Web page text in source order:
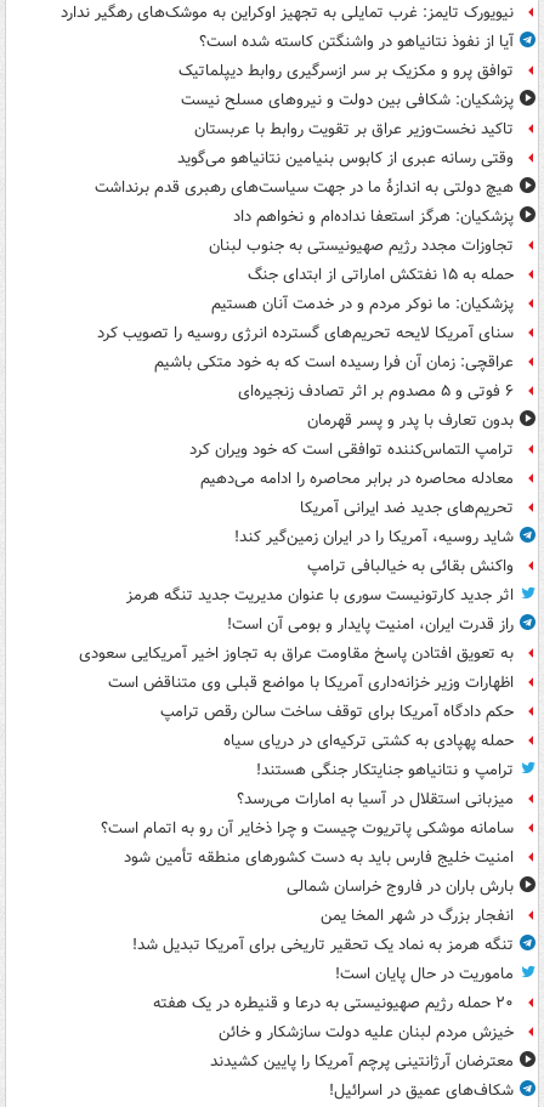
نیویورک تایمز: غرب تمایلی به تجهیز اوکراین به موشک‌های رهگیر ندارد
آیا از نفوذ نتانیاهو در واشنگتن کاسته شده است؟
توافق پرو و مکزیک بر سر ازسرگیری روابط دیپلماتیک
پزشکیان: شکافی بین دولت و نیروهای مسلح نیست
تاکید نخست‌وزیر عراق بر تقویت روابط با عربستان
وقتی رسانه عبری از کابوس بنیامین نتانیاهو می‌گوید
هیچ دولتی به اندازۀ ما در جهت سیاست‌های رهبری قدم برنداشت
پزشکیان: هرگز استعفا نداده‌ام و نخواهم داد
تجاوزات مجدد رژیم صهیونیستی به جنوب لبنان
حمله به ۱۵ نفتکش‌ اماراتی از ابتدای جنگ
پزشکیان: ما نوکر مردم و در خدمت آنان هستیم
سنای آمریکا لایحه تحریم‌های گسترده انرژی روسیه را تصویب کرد
عراقچی: زمان آن فرا رسیده است که به خود متکی باشیم
۶ فوتی و ۵ مصدوم بر اثر تصادف زنجیره‌ای
بدون تعارف با پدر و پسر قهرمان
ترامپ التماس‌کننده توافقی است که خود ویران کرد
معادله محاصره در برابر محاصره را ادامه می‌دهیم
تحریم‌های جدید ضد ایرانی آمریکا
شاید روسیه، آمریکا را در ایران زمین‌گیر کند!
واکنش بقائی به خیالبافی ترامپ
اثر جدید کارتونیست سوری با عنوان مدیریت جدید تنگه هرمز
راز قدرت ایران، امنیت پایدار و بومی آن است!
به تعویق افتادن پاسخ مقاومت عراق به تجاوز اخیر آمریکایی سعودی
اظهارات وزیر خزانه‌داری آمریکا با مواضع قبلی وی متناقض است
حکم دادگاه آمریکا برای توقف ساخت سالن رقص ترامپ
حمله پهپادی به کشتی ترکیه‌ای در دریای سیاه
ترامپ و نتانیاهو جنایتکار جنگی هستند!
میزبانی استقلال در آسیا به امارات می‌رسد؟
سامانه موشکی پاتریوت چیست و چرا ذخایر آن رو به اتمام است؟
امنیت خلیج فارس باید به دست کشورهای منطقه تأمین شود
بارش باران در فاروج خراسان شمالی
انفجار بزرگ در شهر المخا یمن
تنگه هرمز به نماد یک تحقیر تاریخی برای آمریکا تبدیل شد!
ماموریت در حال پایان است!
۲۰ حمله رژیم صهیونیستی به درعا و قنیطره در یک هفته
خیزش مردم لبنان علیه دولت سازشکار و خائن
معترضان آرژانتینی پرچم آمریکا را پایین کشیدند
شکاف‌های عمیق در اسرائیل!